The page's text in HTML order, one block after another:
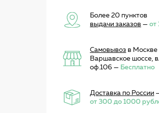
Более 20 пунктов
выдачи заказов — от
Самовывоз в Москве
Варшавское шоссе,
оф.106 — Бесплатно
Доставка по России
от 300 до 1000